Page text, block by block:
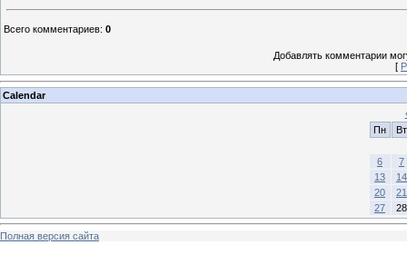
Всего комментариев: 0
Добавлять комментарии
[
Calendar
Пн
Вт
6
7
13
14
20
21
27
28
Полная версия сайта